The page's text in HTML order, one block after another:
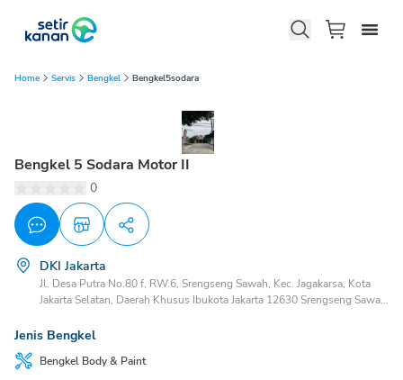
Home Servis Bengkel Bengkel5sodara
Bengkel 5 Sodara Motor II
0
DKI Jakarta
Jl. Desa Putra No.80 f, RW.6, Srengseng Sawah, Kec. Jagakarsa, Kota
Jakarta Selatan, Daerah Khusus Ibukota Jakarta 12630 Srengseng Sawah
Jenis Bengkel
Bengkel Body & Paint